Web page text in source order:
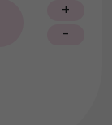
+
-